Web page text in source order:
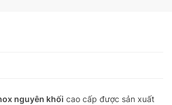
nguyên khối cao cấp được sản xuất